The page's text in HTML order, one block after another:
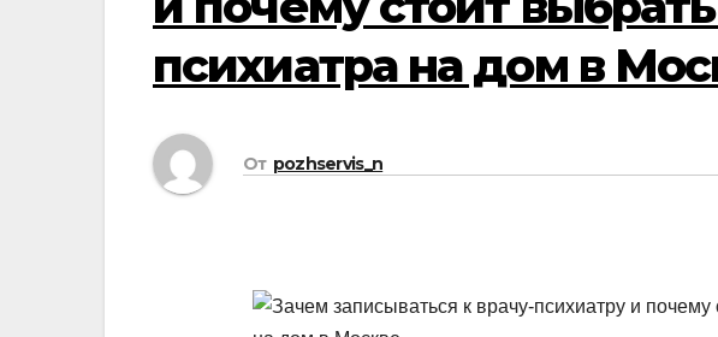
психиатра на дом в
От pozhservis_n